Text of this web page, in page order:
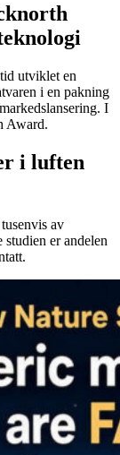
utviklet en
i en pakning
I
Award.
i luften
av
er andelen